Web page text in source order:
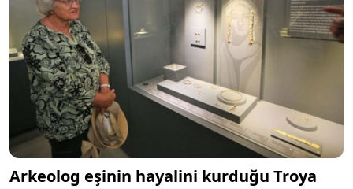
Arkeolog eşinin hayalini kurduğu Troya